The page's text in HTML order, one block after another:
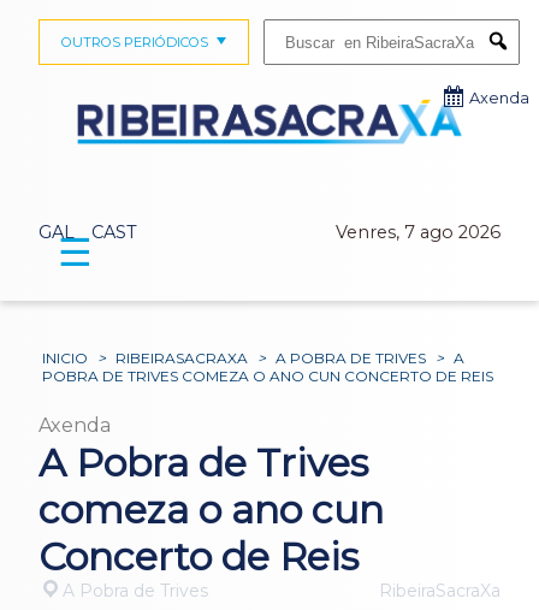
GAL CAST Venres, 7 ago 2026
OUTROS PERIÓDICOS
Axenda
☰
INICIO > RIBEIRASACRAXA > A POBRA DE TRIVES > A
POBRA DE TRIVES COMEZA O ANO CUN CONCERTO DE REIS
Axenda
A Pobra de Trives
comeza o ano cun
Concerto de Reis
A Pobra de Trives RibeiraSacraXa